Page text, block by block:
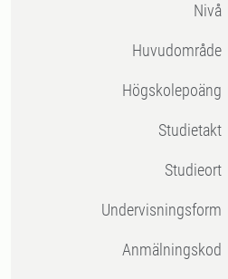
Nivå
Huvudområde
högskolepoäng
Studietakt
Studieort
Undervisningsform
Anmälningskod